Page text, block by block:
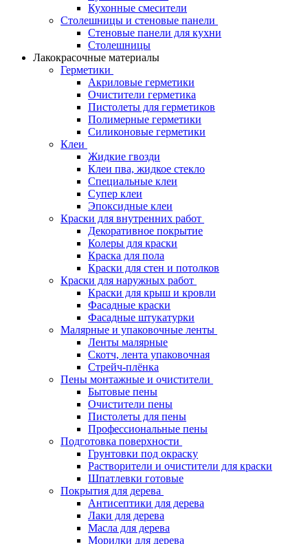
Кухонные смесители
Столешницы и стеновые панели
Стеновые панели для кухни
Столешницы
Лакокрасочные материалы
Герметики
Акриловые герметики
Очистители герметика
Пистолеты для герметиков
Полимерные герметики
Силиконовые герметики
Клеи
Жидкие гвозди
Клеи пва, жидкое стекло
Специальные клеи
Супер клеи
Эпоксидные клеи
Краски для внутренних работ
Декоративное покрытие
Колеры для краски
Краска для пола
Краски для стен и потолков
Краски для наружных работ
Краски для крыш и кровли
Фасадные краски
Фасадные штукатурки
Малярные и упаковочные ленты
Ленты малярные
Скотч, лента упаковочная
Стрейч-плёнка
Пены монтажные и очистители
Бытовые пены
Очистители пены
Пистолеты для пены
Профессиональные пены
Подготовка поверхности
Грунтовки под окраску
Растворители и очистители для краски
Шпатлевки готовые
Покрытия для дерева
Антисептики для дерева
Лаки для дерева
Масла для дерева
Морилки для дерева